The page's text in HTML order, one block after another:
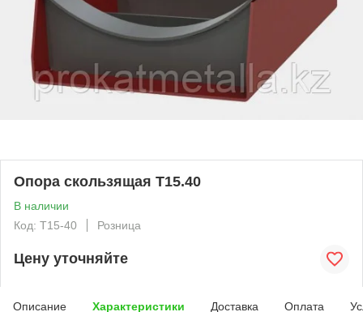
Опора скользящая Т15.40
В наличии
Код: T15-40
Розница
Цену уточняйте
Описание Характеристики Доставка Оплата